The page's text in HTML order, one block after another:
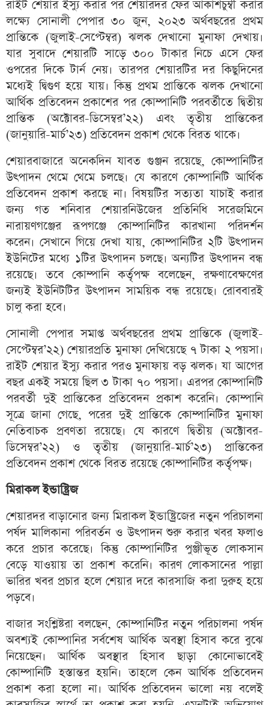
রাইট শেয়ার ইস্যু করার পর শেয়ারদর ফের আকাশচুম্বী করার
লক্ষ্যে সোনালী পেপার ৩০ জুন, ২০২৩ অর্থবছরের প্রথম
প্রান্তিকে (জুলাই-সেপ্টেম্বর) ঝলক দেখানো মুনাফা দেখায়।
যার সুবাদে শেয়ারটি সাড়ে ৩০০ টাকার নিচে এসে ফের
ওপরের দিকে টার্ন নেয়। তারপর শেয়ারটির দর কিছুদিনের
মধ্যেই দ্বিগুণ হয়ে যায়। কিন্তু প্রথম প্রান্তিকে ঝলক দেখানো
আর্থিক প্রতিবেদন প্রকাশের পর কোম্পানিটি পরবর্তীতে দ্বিতীয়
প্রান্তিক (অক্টোবর-ডিসেম্বর’২২) এবং তৃতীয় প্রান্তিকের
(জানুয়ারি-মার্চ’২৩) প্রতিবেদন প্রকাশ থেকে বিরত থাকে।
শেয়ারবাজারে অনেকদিন যাবত গুঞ্জন রয়েছে, কোম্পানিটির
উৎপাদন থেমে থেমে চলছে। যে কারণে কোম্পানিটি আর্থিক
প্রতিবেদন প্রকাশ করছে না। বিষয়টির সত্যতা যাচাই করার
জন্য গত শনিবার শেয়ারনিউজের প্রতিনিধি সরেজমিনে
নারায়ণগঞ্জের রূপগঞ্জে কোম্পানিটির কারখানা পরিদর্শন
করেন। সেখানে গিয়ে দেখা যায়, কোম্পানিটির ২টি উৎপাদন
ইউনিটের মধ্যে ১টির উৎপাদন চলছে। অন্যটির উৎপাদন বন্ধ
রয়েছে। তবে কোম্পানি কর্তৃপক্ষ বলেছেন, রক্ষণাবেক্ষণের
জন্যই ইউনিটটির উৎপাদন সাময়িক বন্ধ রয়েছে। রোববারই
চালু করা হবে।
সোনালী পেপার সমাপ্ত অর্থবছরের প্রথম প্রান্তিকে (জুলাই-
সেপ্টেম্বর’২২) শেয়ারপ্রতি মুনাফা দেখিয়েছে ৭ টাকা ২ পয়সা।
রাইট শেয়ার ইস্যু করার পরও মুনাফায় বড় ঝলক। যা আগের
বছর একই সময়ে ছিল ৩ টাকা ৭০ পয়সা। এরপর কোম্পানিটি
পরবর্তী দুই প্রান্তিকের প্রতিবেদন প্রকাশ করেনি। কোম্পানি
সূত্রে জানা গেছে, পরের দুই প্রান্তিকে কোম্পানিটির মুনাফা
নেতিবাচক প্রবণতা রয়েছে। যে কারণে দ্বিতীয় (অক্টোবর-
ডিসেম্বর’২২) ও তৃতীয় (জানুয়ারি-মার্চ’২৩) প্রান্তিকের
প্রতিবেদন প্রকাশ থেকে বিরত রয়েছে কোম্পানিটির কর্তৃপক্ষ।
মিরাকল ইন্ডাষ্ট্রিজ
শেয়ারদর বাড়ানোর জন্য মিরাকল ইন্ডাষ্ট্রিজের নতুন পরিচালনা
পর্ষদ মালিকানা পরিবর্তন ও উৎপাদন শুরু করার খবর ফলাও
করে প্রচার করেছে। কিন্তু কোম্পানিটির পুঞ্জীভূত লোকসান
বেড়ে যাওয়ায় তা প্রকাশ করেনি। কারণ লোকসানের পাল্লা
ভারির খবর প্রচার হলে শেয়ার দরে কারসাজি করা দুরুহ হয়ে
পড়বে।
বাজার সংশ্লিষ্টরা বলছেন, কোম্পানিটির নতুন পরিচালনা পর্ষদ
অবশ্যই কোম্পানির সর্বশেষ আর্থিক অবস্থা হিসাব করে বুঝে
নিয়েছেন। আর্থিক অবস্থার হিসাব ছাড়া কোনোভাবেই
কোম্পানিটি হস্তান্তর হয়নি। তাহলে কেন আর্থিক প্রতিবেদন
প্রকাশ করা হলো না। আর্থিক প্রতিবেদন ভালো নয় বলেই